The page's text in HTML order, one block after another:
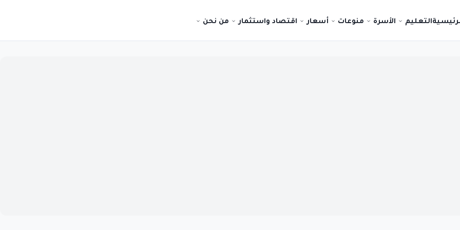
التعليم الأسرة منوعات أسعار اقتصاد واستثمار من نحن